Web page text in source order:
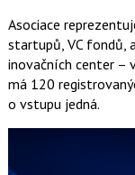
Asociace
startupů, VC fondů,
inovačních center –
má 120
o vstupu jedná.